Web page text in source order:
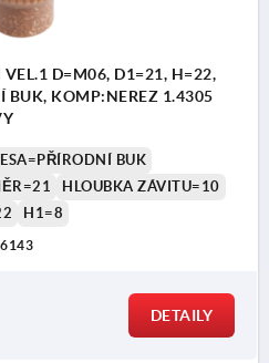
D=M06, D1=21, H=22,
BUK, KOMP:NEREZ 1.4305
BUK
HLOUBKA ZÁVITU=10
H1=8
DETAILY